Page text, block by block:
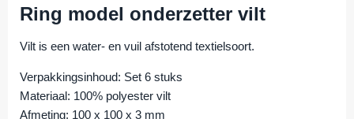
Ring model onderzetter vilt
Vilt is een water- en vuil afstotend textielsoort.
Verpakkingsinhoud: Set 6 stuks
Materiaal: 100% polyester vilt
Afmeting: 100 x 100 x 3 mm